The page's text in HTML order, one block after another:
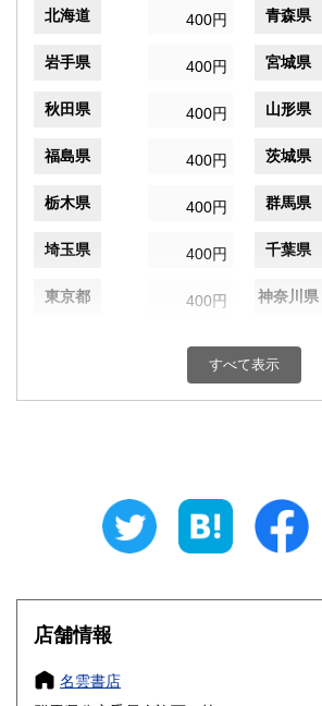
北海道 400円 青森県
岩手県 400円 宮城県
秋田県 400円 山形県
福島県 400円 茨城県
栃木県 400円 群馬県
埼玉県 400円 千葉県
東京都 400円 神奈川県
400円 富山県
400円 三重県
大阪府
奈良県
すべて表示
店舗情報
名雲書店